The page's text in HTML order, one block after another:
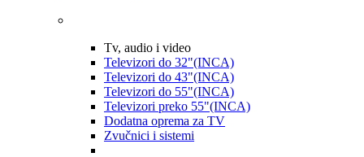
Tv, audio i video
Televizori do 32"(INCA)
Televizori do 43"(INCA)
Televizori do 55"(INCA)
Televizori preko 55"(INCA)
Dodatna oprema za TV
Zvučnici i sistemi